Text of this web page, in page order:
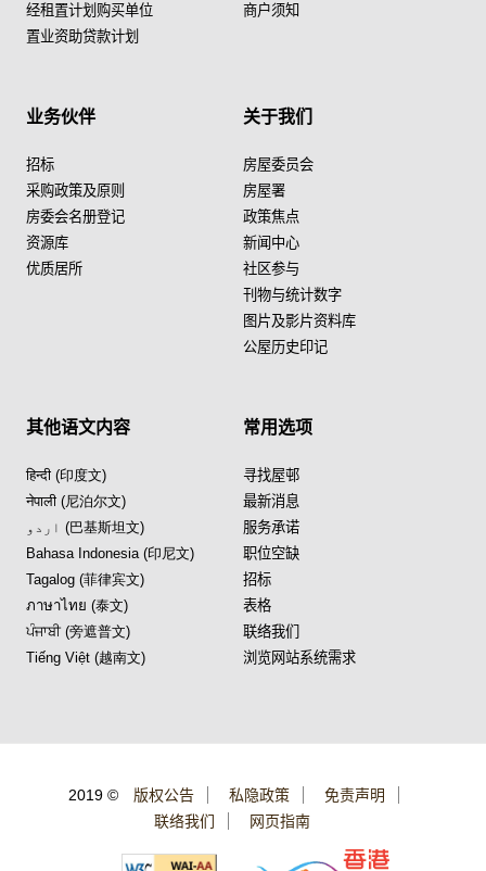
经租置计划购买单位
置业资助贷款计划
商户须知
业务伙伴
招标
采购政策及原则
房委会名册登记
资源库
优质居所
关于我们
房屋委员会
房屋署
政策焦点
新闻中心
社区参与
刊物与统计数字
图片及影片资料库
公屋历史印记
其他语文内容
हिन्दी (印度文)
नेपाली (尼泊尔文)
اردو (巴基斯坦文)
Bahasa Indonesia (印尼文)
Tagalog (菲律宾文)
ภาษาไทย (泰文)
ਪੰਜਾਬੀ (旁遮普文)
Tiếng Việt (越南文)
常用选项
寻找屋邨
最新消息
服务承诺
职位空缺
招标
表格
联络我们
浏览网站系统需求
2019 © 版权公告 私隐政策
免责声明
联络我们
网页指南